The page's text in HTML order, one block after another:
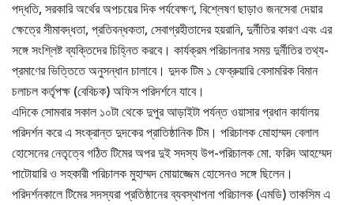
পদ্ধতি, সরকারি অর্থের অপচয়ের দিক পর্যবেক্ষণ, বিশ্লেষণ ছাড়াও জনসেবা দেয়ার
ক্ষেত্রে সীমাবদ্ধতা, প্রতিবন্ধকতা, সেবাগ্রহীতাদের হয়রানি, দুর্নীতির কারণ এবং এর
সঙ্গে সংশ্লিষ্ট ব্যক্তিদের চিহ্নিত করবে। কার্যক্রম পরিচালনার সময় দুর্নীতির তথ্য-
প্রমাণের ভিত্তিতে অনুসন্ধান চালাবে। দুদক টিম ১ ফেব্রুয়ারি বেসামরিক বিমান
চলাচল কর্তৃপক্ষ (বেবিচক) অফিস পরিদর্শনে যাবে।
এদিকে সোমবার সকাল ১০টা থেকে দুপুর আড়াইটা পর্যন্ত ওয়াসার প্রধান কার্যালয়
পরিদর্শন করে এ সংক্রান্ত দুদকের প্রাতিষ্ঠানিক টিম। পরিচালক মোহাম্মদ বেলাল
হোসেনের নেতৃত্বে গঠিত টিমের অপর দুই সদস্য উপ-পরিচালক মো. ফরিদ আহম্মেদ
পাটোয়ারি ও সহকারী পরিচালক মুহাম্মদ মোয়াজ্জেম হোসেনও সঙ্গে ছিলেন।
পরিদর্শনকালে টিমের সদস্যরা প্রতিষ্ঠানের ব্যবস্থাপনা পরিচালক (এমডি) তাকসিম এ